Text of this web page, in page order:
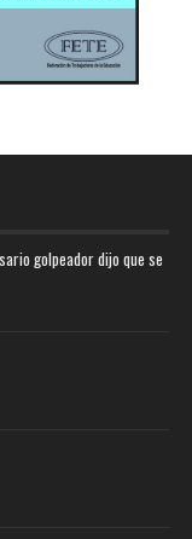
golpeador dijo que se